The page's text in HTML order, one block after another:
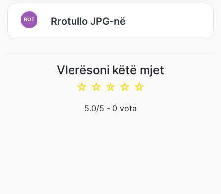
ROT Rrotullo JPG-në
Vlerësoni këtë mjet
☆
☆
☆
☆
☆
5.0/5 - 0 vota